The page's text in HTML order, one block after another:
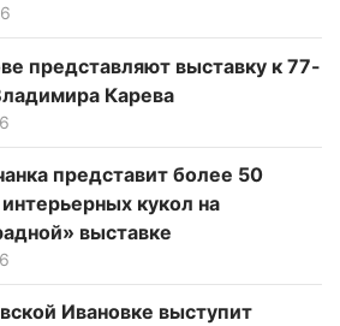
представляют выставку к 77-
Карева
представит более 50
кукол на
выставке
Ивановке выступит